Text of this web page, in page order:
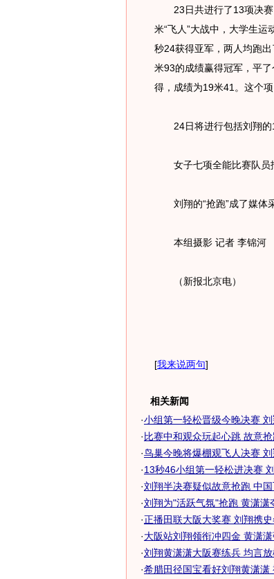
23日共进行了13项决赛
米“飞人”大战中，大学生运
秒24获得亚军，两人均跑
米93的成绩赢得冠军，平
得，成绩为19米41。这个
24日将进行包括刘翔的
女子七项全能比赛队员
刘翔的“抢跑”成了媒体
本组摄影 记者 李锦河
（新报北京电）
[我来说两句]
相关新闻
·小组第一轻松晋级今晚决赛
· 比赛中和观众玩起心跳 故意
·鸟巢今晚将爆棚观飞人决赛
·13秒46小组第一轻松进决赛
·刘翔半决赛疑似故意抢跑 中国
·刘翔为"活跃气氛"抢跑 黄潇潇
·正播田联大阪大奖赛 刘翔携史
·大阪站刘翔领衔冲四金 黄潇潇
·刘翔黄潇潇大阪赛练兵 均言放
·希腊田径国宝看好刘翔黄潇潇